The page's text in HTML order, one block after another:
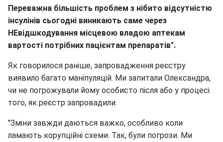
Переважна більшість проблем з нібито відсутністю
інсулінів сьогодні виникають саме через
НЕвідшкодування місцевою владою аптекам
вартості потрібних пацієнтам препаратів".
Як говорилося раніше, запровадження реєстру
виявило багато маніпуляцій. Ми запитали Олександра,
чи не погрожували йому особисто після або у процесі
того, як реєстр запровадили.
"Зміни завжди даються важко, особливо коли
ламають корупційні схеми. Так, були погрози. Ми